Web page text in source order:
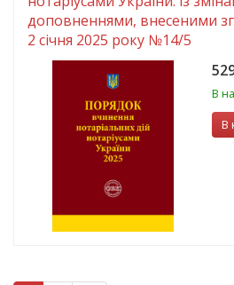
доповненнями, внесеними
2 січня 2025 року №14/5
В
В